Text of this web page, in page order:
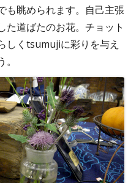
も眺められます。自己主張
た道ばたのお花。チョット
しくtsumujiに彩りを与え